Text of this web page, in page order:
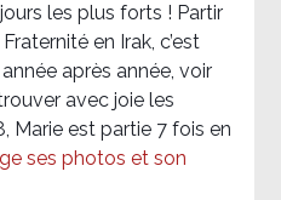
les plus forts ! Partir
en Irak, c’est
après année, voir
avec joie les
Marie est partie 7 fois en
ses photos et son